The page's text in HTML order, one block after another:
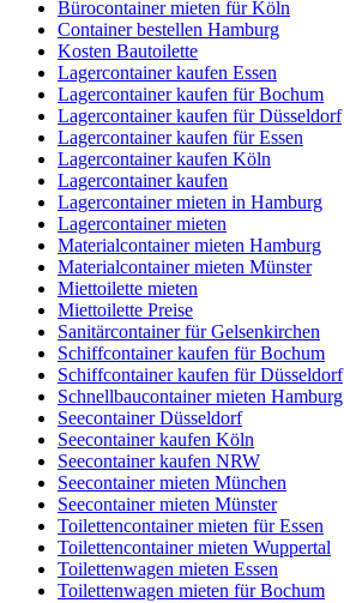
Bürocontainer mieten für Köln
Container bestellen Hamburg
Kosten Bautoilette
Lagercontainer kaufen Essen
Lagercontainer kaufen für Bochum
Lagercontainer kaufen für Düsseldorf
Lagercontainer kaufen für Essen
Lagercontainer kaufen Köln
Lagercontainer kaufen
Lagercontainer mieten in Hamburg
Lagercontainer mieten
Materialcontainer mieten Hamburg
Materialcontainer mieten Münster
Miettoilette mieten
Miettoilette Preise
Sanitärcontainer für Gelsenkirchen
Schiffcontainer kaufen für Bochum
Schiffcontainer kaufen für Düsseldorf
Schnellbaucontainer mieten Hamburg
Seecontainer Düsseldorf
Seecontainer kaufen Köln
Seecontainer kaufen NRW
Seecontainer mieten München
Seecontainer mieten Münster
Toilettencontainer mieten für Essen
Toilettencontainer mieten Wuppertal
Toilettenwagen mieten Essen
Toilettenwagen mieten für Bochum